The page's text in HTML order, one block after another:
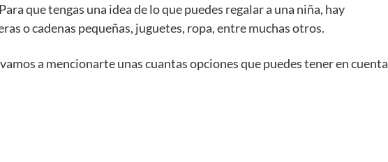
que tengas una idea de lo que puedes regalar a una niña, hay
o cadenas pequeñas, juguetes, ropa, entre muchas otros.
a mencionarte unas cuantas opciones que puedes tener en cuenta